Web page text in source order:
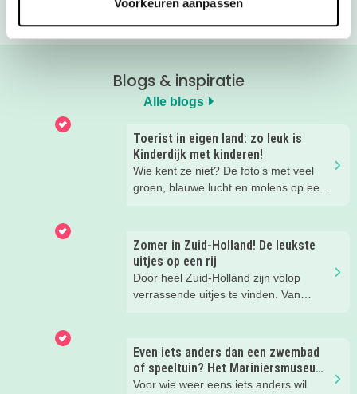
Blogs & inspiratie
Alle blogs
Toerist in eigen land: zo leuk is
Kinderdijk met kinderen!
Wie kent ze niet? De foto’s met veel
groen, blauwe lucht en molens op een
zijn veel Nederlanders er zelf nog nooit
geweest. Dit gold ook voor onze
Kidsproof Reporter Nathalie. Hoogste
tijd om dit UNESCO Werelderfgoed
eens met haar gezin te bezoeken. Een
Zomer in Zuid-Holland! De leukste
uitjes op een rij
Door heel Zuid-Holland zijn volop
verrassende uitjes te vinden. Van
weer een aantal echt toffe zomeruitjes
in Zuid-Holland. En die delen we
natuurlijk graag met je!
Even iets anders dan een zwembad
of speeltuin? Het Mariniersmuseum
bleek een schot in de roos.
Voor wie weer eens iets anders wil